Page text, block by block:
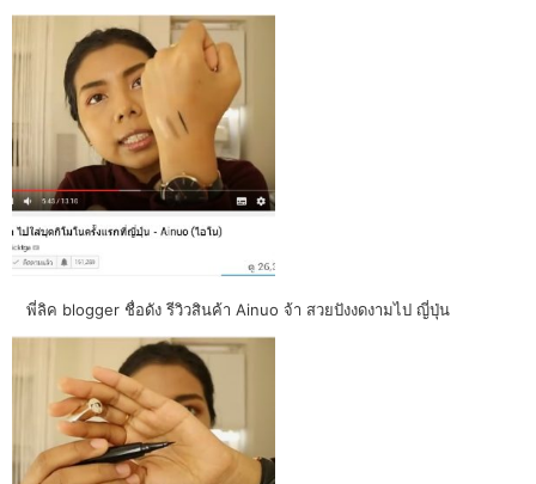
พี่ลิค blogger ชื่อดัง รีวิวสินค้า Ainuo จ้า สวยปังงดงามไป ญี่ปุ่น